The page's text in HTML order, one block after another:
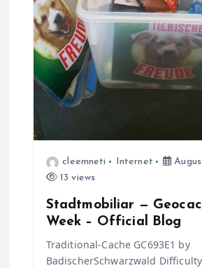
cleemneti Internet
13 views
Stadtmobiliar —
Week – Official Blog
Traditional-Cache GC693E1 by
BadischerSchwarzwald